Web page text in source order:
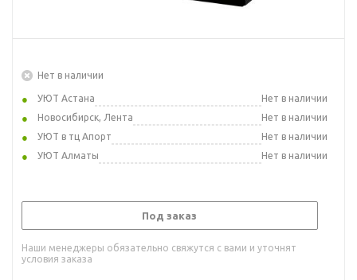
Нет в наличии
УЮТ Астана
Нет в наличии
Новосибирск, Лента
Нет в наличии
УЮТ в тц Апорт
Нет в наличии
УЮТ Алматы
Нет в наличии
Под заказ
Наши менеджеры обязательно свяжутся с вами и уточнят
условия заказа